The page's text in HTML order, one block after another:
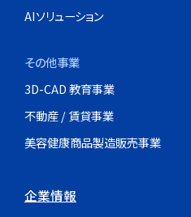
AIソリューション
その他事業
3D-CAD 教育事業
不動産 / 賃貸事業
美容健康商品製造販売事業
企業情報